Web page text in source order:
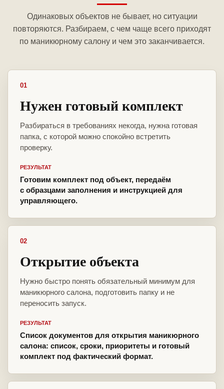
Одинаковых объектов не бывает, но ситуации
повторяются. Разбираем, с чем чаще всего приходят
по маникюрному салону и чем это заканчивается.
01
Нужен готовый комплект
Разбираться в требованиях некогда, нужна готовая
папка, с которой можно спокойно встретить
проверку.
РЕЗУЛЬТАТ
Готовим комплект под объект, передаём
с образцами заполнения и инструкцией для
управляющего.
02
Открытие объекта
Нужно быстро понять обязательный минимум для
маникюрного салона, подготовить папку и не
переносить запуск.
РЕЗУЛЬТАТ
Список документов для открытия маникюрного
салона: список, сроки, приоритеты и готовый
комплект под фактический формат.